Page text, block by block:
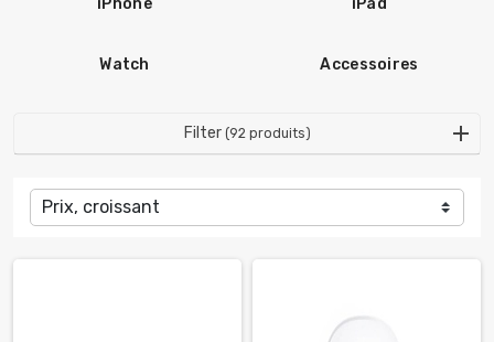
iPhone iPad
Watch Accessoires
Filter (92 produits)
Prix, croissant